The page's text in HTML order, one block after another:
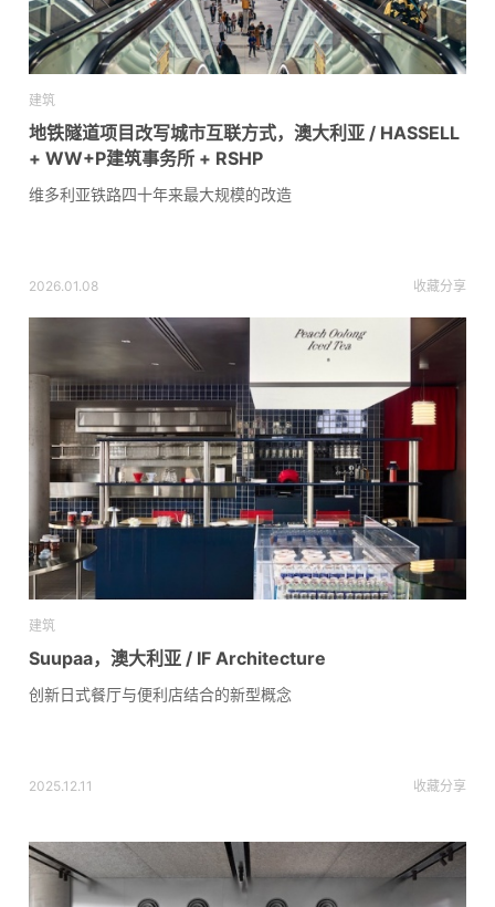
建筑
地铁隧道项目改写城市互联方式，澳大利亚 / HASSELL
+ WW+P建筑事务所 + RSHP
维多利亚铁路四十年来最大规模的改造
2026.01.08 收藏分享
建筑
Suupaa，澳大利亚 / IF Architecture
创新日式餐厅与便利店结合的新型概念
2025.12.11 收藏分享